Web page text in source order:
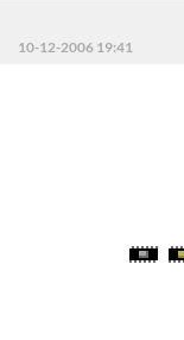
10-12-2006 19:41